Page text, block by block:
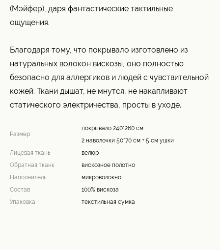
(Мэйфер), даря фантастические тактильные
ощущения.
Благодаря тому, что покрывало изготовлено из
натуральных волокон вискозы, оно полностью
безопасно для аллергиков и людей с чувствительной
кожей. Ткани дышат, не мнутся, не накапливают
статического электричества, просты в уходе.
Размер
покрывало 240*260 см
2 наволочки 50*70 см + 5 см ушки
Лицевая ткань
велюр
Обратная ткань
вискозное полотно
Наполнитель
микроволокно
Состав
100% вискоза
Упаковка
текстильная сумка